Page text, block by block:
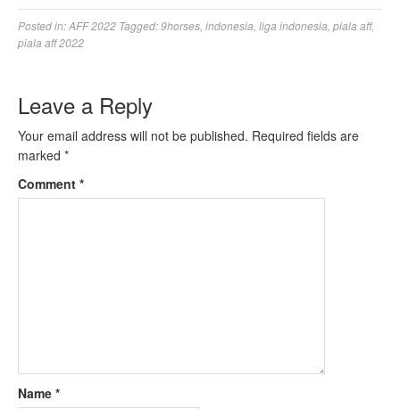
Posted in:AFF 2022 Tagged:9horses indonesia liga indonesia piala aff,
piala aff 2022
Leave a Reply
Your email address will not be published. Required fields are
marked *
Comment *
Name *